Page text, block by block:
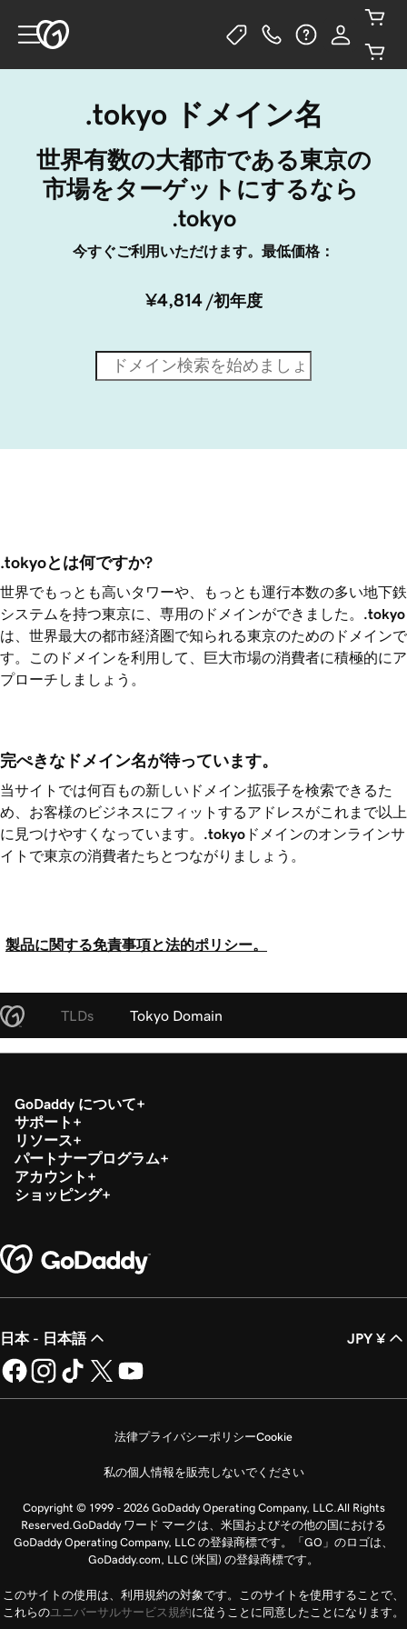
.tokyo ドメイン名
世界有数の大都市である東京の
市場をターゲットにするなら
.tokyo
今すぐご利用いただけます。最低価格：
¥4,814 /初年度
.tokyoとは何ですか?
世界でもっとも高いタワーや、もっとも運行本数の多い地下鉄
システムを持つ東京に、専用のドメインができました。
.tokyo
は、世界最大の都市経済圏で知られる東京のためのドメインで
す。このドメインを利用して、巨大市場の消費者に積極的にア
プローチしましょう。
完ぺきなドメイン名が待っています。
当サイトでは何百もの新しいドメイン拡張子を検索できるた
め、お客様のビジネスにフィットするアドレスがこれまで以上
に見つけやすくなっています。
.tokyo ドメインのオンラインサ
イトで東京の消費者たちとつながりましょう。
製品に関する免責事項と法的ポリシー。
TLDs Tokyo Domain
GoDaddy について
サポート
リソース
パートナープログラム
アカウント
ショッピング
日本 - 日本語 JPY ¥
法律プライバシーポリシーCookie
私の個人情報を販売しないでください
Copyright © 1999 - 2026 GoDaddy Operating Company, LLC.All Rights
Reserved.GoDaddy ワード マークは、米国およびその他の国における
GoDaddy Operating Company, LLC の登録商標です。「GO」のロゴは、
GoDaddy.com, LLC (米国) の登録商標です。
このサイトの使用は、利用規約の対象です。このサイトを使用することで、
これらのユニバーサルサービス規約に従うことに同意したことになります。